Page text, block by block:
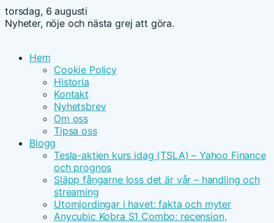
torsdag, 6 augusti
Nyheter, nöje och nästa grej att göra.
Hem
Cookie Policy
Historia
Kontakt
Nyhetsbrev
Om oss
Tipsa oss
Blogg
Tesla-aktien kurs idag (TSLA) – Yahoo Finance
och prognos
Släpp fångarne loss det är vår – handling och
streaming
Utomjordingar i havet: fakta och myter
Anycubic Kobra S1 Combo: recension,